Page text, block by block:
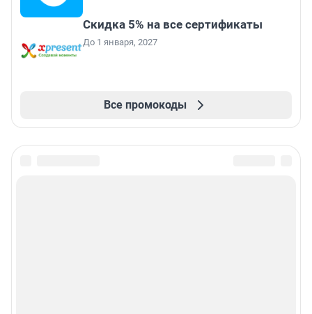
Скидка 5% на все сертификаты
До 1 января, 2027
Все промокоды